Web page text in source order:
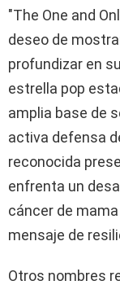
"The One and
deseo de
profundizar en
estrella pop
amplia base de
activa defensa
reconocida
enfrenta un
cáncer de
mensaje de
Otros nombres